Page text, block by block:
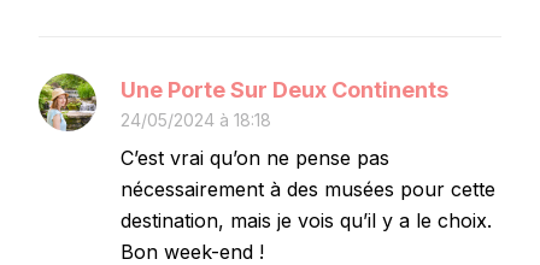
Une Porte Sur Deux Continents
24/05/2024 à 18:18
C’est vrai qu’on ne pense pas
nécessairement à des musées pour cette
destination, mais je vois qu’il y a le choix.
Bon week-end !